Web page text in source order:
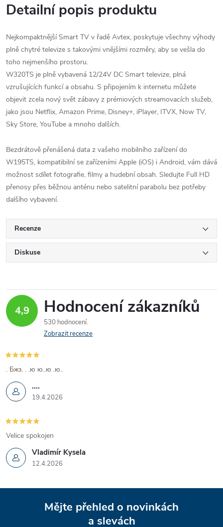
Detailní popis produktu
Nejkompaktnější Smart TV v řadě Avtex, poskytuje všechny výhody
plně chytré televize s takovými vnějšími rozměry, aby se vešla do
toho nejmenšího prostoru.
W320TS je plně vybavená 12/24V DC Smart televize, plná
vzrušujících funkcí a obsahu. S připojením k internetu můžete
objevit zcela nový svět zábavy z prémiových streamovacích služeb,
jako jsou Netflix, Amazon Prime, Disney+, iPlayer, ITVX, Now TV,
Sky Store, YouTube a mnoho dalších.
Bezdrátově přenášená data z vašeho mobilního zařízení do
W195TS, kompatibilní se zařízeními Apple (iOS) i Android, vám dává
možnost sdílet fotografie, filmy a hudební obsah. Sledujte Full HD
přenosy přes běžnou anténu nebo satelitní parabolu bez potřeby
dalšího vybavení.
Recenze
Diskuse
4,9 Hodnocení zákazníků
530 hodnocení
Zobrazit recenze
....
19.4.2026
. Бжз. . .ю ю..ю .ю..
Vladimír Kysela
12.4.2026
Velice spokojen
Mějte přehled o novinkách
a slevách